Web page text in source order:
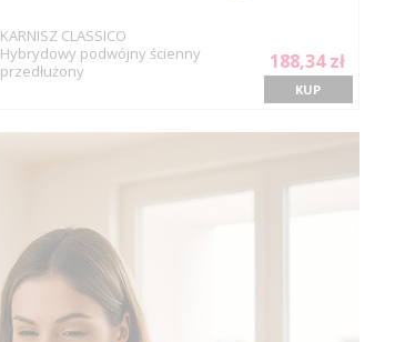
KARNISZ CLASSICO
Hybrydowy podwójny ścienny
przedłużony
188,34 zł
KUP